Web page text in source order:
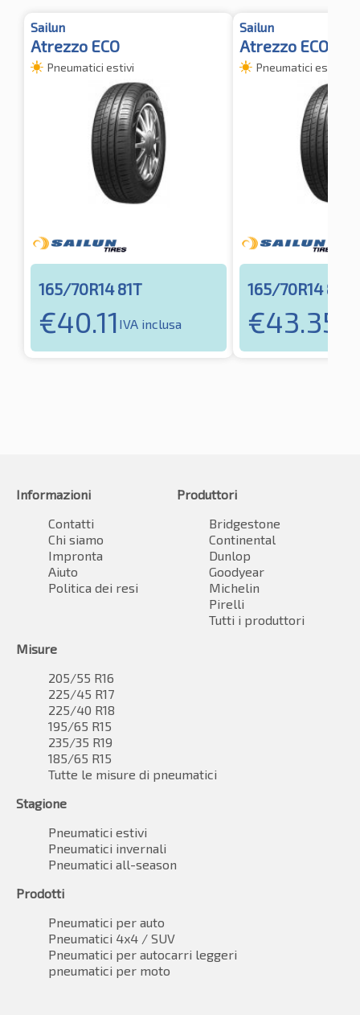
Sailun
Atrezzo ECO
Pneumatici estivi
165/70R14 81T
€40.11 IVA inclusa
Sailun
Atrezzo ECO
Pneumatici estivi
165/70R14 81T
€43.35
Informazioni
Contatti
Chi siamo
Impronta
Aiuto
Politica dei resi
Produttori
Bridgestone
Continental
Dunlop
Goodyear
Michelin
Pirelli
Tutti i produttori
Misure
205/55 R16
225/45 R17
225/40 R18
195/65 R15
235/35 R19
185/65 R15
Tutte le misure di pneumatici
Stagione
Pneumatici estivi
Pneumatici invernali
Pneumatici all-season
Prodotti
Pneumatici per auto
Pneumatici 4x4 / SUV
Pneumatici per autocarri leggeri
pneumatici per moto